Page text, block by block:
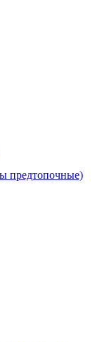
предтопочные)